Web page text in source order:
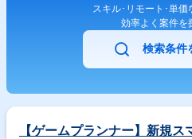
スキル･リモート･単価
効率よく案件を
検索条件
【ゲームプランナー】新規